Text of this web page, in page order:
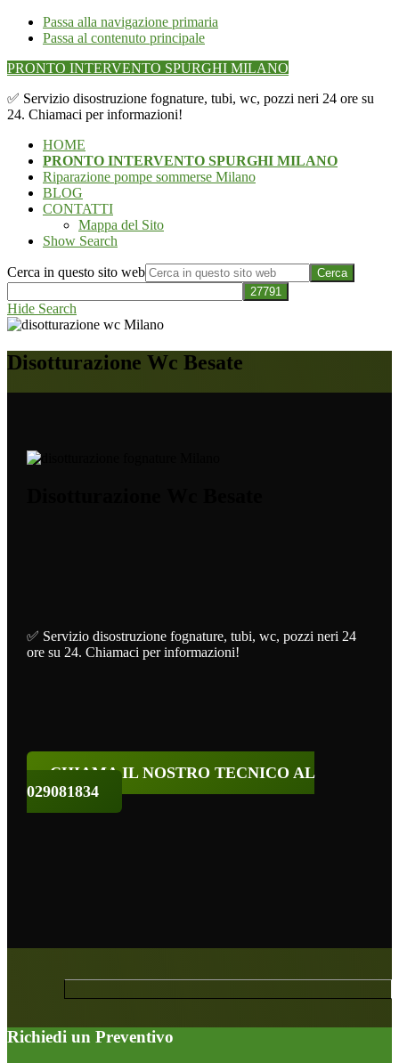
Passa alla navigazione primaria
Passa al contenuto principale
PRONTO INTERVENTO SPURGHI MILANO
✅ Servizio disostruzione fognature, tubi, wc, pozzi neri 24 ore su
24. Chiamaci per informazioni!
HOME
PRONTO INTERVENTO SPURGHI MILANO
Riparazione pompe sommerse Milano
BLOG
CONTATTI
Mappa del Sito
Show Search
Cerca in questo sito web
Hide Search
Disotturazione Wc Besate
✅ Servizio disostruzione fognature, tubi, wc, pozzi neri 24
ore su 24. Chiamaci per informazioni!
CHIAMA IL NOSTRO TECNICO AL
029081834
Richiedi un Preventivo